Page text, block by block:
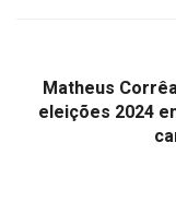
Matheus
eleições 2024